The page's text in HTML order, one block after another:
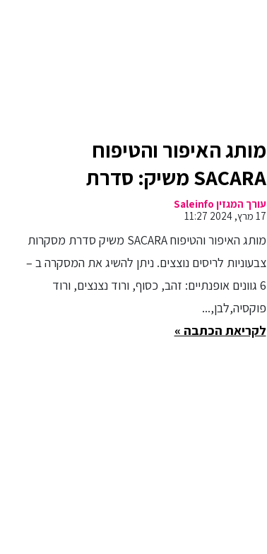
מותג האיפור והטיפוח
SACARA משיק: סדרת
צבעים אופנתיים ונוצצים
עורך המגזין Saleinfo
17 מרץ, 2024 11:27
מותג האיפור והטיפוח SACARA משיק סדרת מסקרות
צבעוניות לריסים נוצצים. ניתן להשיג את המסקרה ב –
6 גוונים אופנתיים: זהב, כסוף, ורוד נצנצים, ורוד
פוקסיה,לבן,...
לקריאת הכתבה »